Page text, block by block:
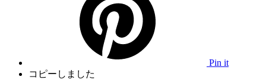
Pin it
コピーしました